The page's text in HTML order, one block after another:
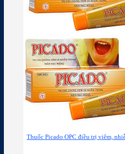
Thuốc Picado OPC điều trị viêm,